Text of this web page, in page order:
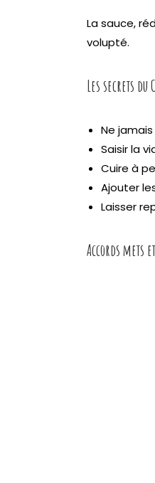
La sauce,
volupté.
Les secrets
Ne
Saisir la
Cuire à
Ajouter
Laisser
Accords mets